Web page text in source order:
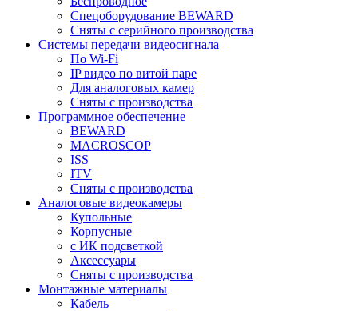
Спецоборудование BEWARD
Сняты с серийного производства
Системы передачи видеосигнала
По Wi-Fi
IP видео по витой паре
Для аналоговых камер
Сняты с производства
Программное обеспечение
BEWARD
MACROSCOP
ISS
ITV
Сняты с производства
Аналоговые видеокамеры
Купольные
Корпусные
c ИК подсветкой
Аксессуары
Сняты с производства
Монтажные материалы
Кабель